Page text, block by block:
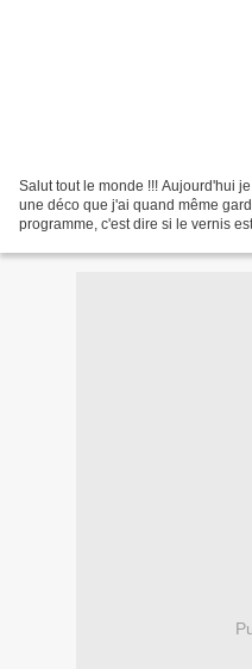
Salut tout le monde !!! Aujourd'hui
une déco que j'ai quand même
programme, c'est dire si le vernis